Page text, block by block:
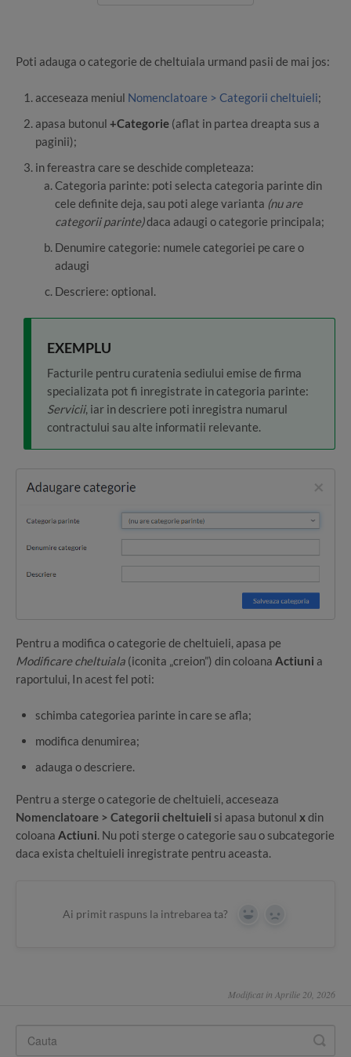
Poti adauga o categorie de cheltuiala urmand pasii de mai jos:
acceseaza meniul Nomenclatoare > Categorii cheltuieli;
apasa butonul +Categorie (aflat in partea dreapta sus a
paginii);
in fereastra care se deschide completeaza:
Categoria parinte: poti selecta categoria parinte din
cele definite deja, sau poti alege varianta (nu are
categorii parinte)daca adaugi o categorie principala;
Denumire categorie: numele categoriei pe care o
adaugi
Descriere: optional.
EXEMPLU
Facturile pentru curatenia sediului emise de firma
specializata pot fi inregistrate in categoria parinte:
Servicii, iar in descriere poti inregistra numarul
contractului sau alte informatii relevante.
Pentru a modifica o categorie de cheltuieli, apasa pe
Modificare cheltuiala (iconita „creion”) din coloana Actiuni a
raportului, In acest fel poti:
schimba categoriea parinte in care se afla;
modifica denumirea;
adauga o descriere.
Pentru a sterge o categorie de cheltuieli, acceseaza
Nomenclatoare > Categorii cheltuieli si apasa butonul xdin
coloana Actiuni. Nu poti sterge o categorie sau o subcategorie
daca exista cheltuieli inregistrate pentru aceasta.
Ai primit raspuns la intrebarea ta? Yes No
Modificat in Aprilie 20, 2026